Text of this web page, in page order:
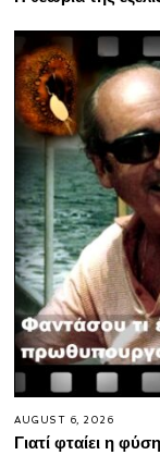
AUGUST 6, 2026
Γιατί φταίει η φύση